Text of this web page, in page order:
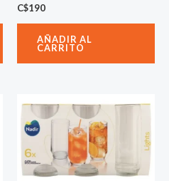
C$190
AÑADIR AL
CARRITO